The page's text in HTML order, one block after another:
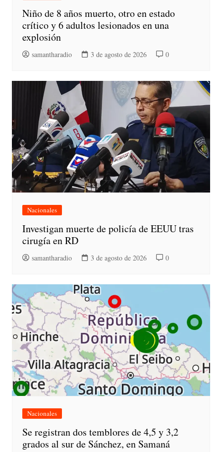
Niño de 8 años muerto, otro en estado
crítico y 6 adultos lesionados en una
explosión
samantharadio 3 de agosto de 2026 0
Nacionales
Investigan muerte de policía de EEUU tras
cirugía en RD
samantharadio 3 de agosto de 2026 0
Nacionales
Se registran dos temblores de 4,5 y 3,2
grados al sur de Sánchez, en Samaná